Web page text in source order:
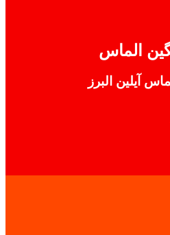
الماس
آیلین البرز